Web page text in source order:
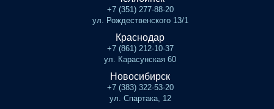
+7 (351) 277-88-20
ул. Рождественского 13/1
Краснодар
+7 (861) 212-10-37
ул. Карасунская 60
Новосибирск
+7 (383) 322-53-20
ул. Спартака, 12